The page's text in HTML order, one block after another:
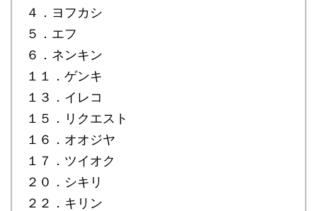
４．ヨフカシ
５．エフ
６．ネンキン
１１．ゲンキ
１３．イレコ
１５．リクエスト
１６．オオジヤ
１７．ツイオク
２０．シキリ
２２．キリン